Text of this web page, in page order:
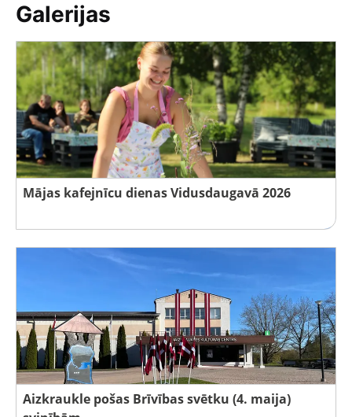
Galerijas
Mājas kafejnīcu dienas Vidusdaugavā 2026
Aizkraukle pošas Brīvības svētku (4. maija)